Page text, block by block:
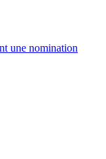
une nomination